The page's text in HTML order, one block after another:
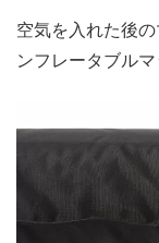
空気を入れた後
ンフレータブル